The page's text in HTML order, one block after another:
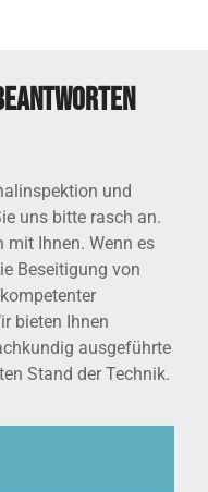
und
uns bitte rasch an.
mit Ihnen. Wenn es
Beseitigung von
bieten Ihnen
ausgeführte
Stand der Technik.